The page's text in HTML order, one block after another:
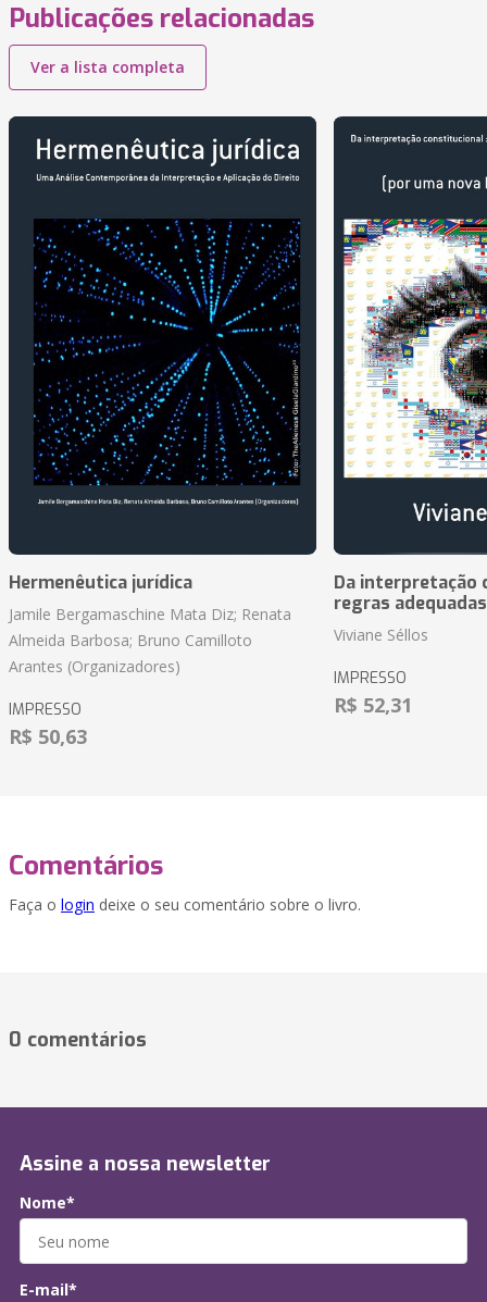
Publicações relacionadas
Ver a lista completa
Hermenêutica jurídica
Jamile Bergamaschine Mata Diz; Renata
Almeida Barbosa; Bruno Camilloto
Arantes (Organizadores)
IMPRESSO
R$ 50,63
Da interpretação
regras
Viviane Séllos
IMPRESSO
R$ 52,31
Comentários
Faça o login deixe o seu comentário sobre o livro.
0 comentários
Assine a nossa newsletter
Nome*
E-mail*